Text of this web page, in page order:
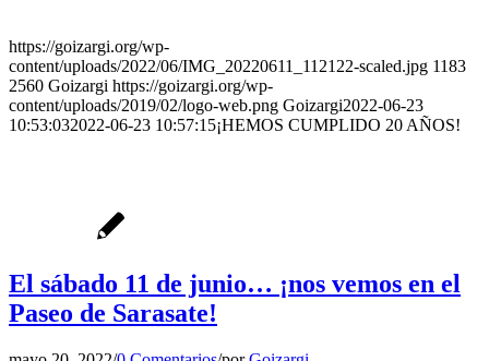
https://goizargi.org/wp-
content/uploads/2022/06/IMG_20220611_112122-scaled.jpg 1183
2560 Goizargi https://goizargi.org/wp-
content/uploads/2019/02/logo-web.png Goizargi2022-06-23
10:53:032022-06-23 10:57:15¡HEMOS CUMPLIDO 20 AÑOS!
El sábado 11 de junio… ¡nos vemos en el
Paseo de Sarasate!